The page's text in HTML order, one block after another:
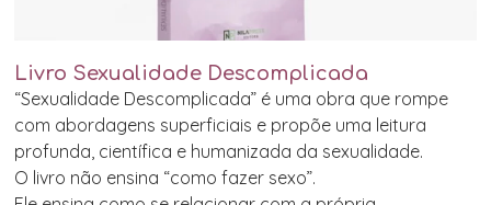
Livro Sexualidade Descomplicada
“Sexualidade Descomplicada” é uma obra que rompe
com abordagens superficiais e propõe uma leitura
profunda, científica e humanizada da sexualidade.
O livro não ensina “como fazer sexo”.